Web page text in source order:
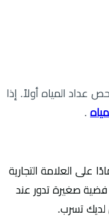
عداد المياه أولاً. إذا
.
على العلامة التجارية
صغيرة تدور عند
لديك تسرب.